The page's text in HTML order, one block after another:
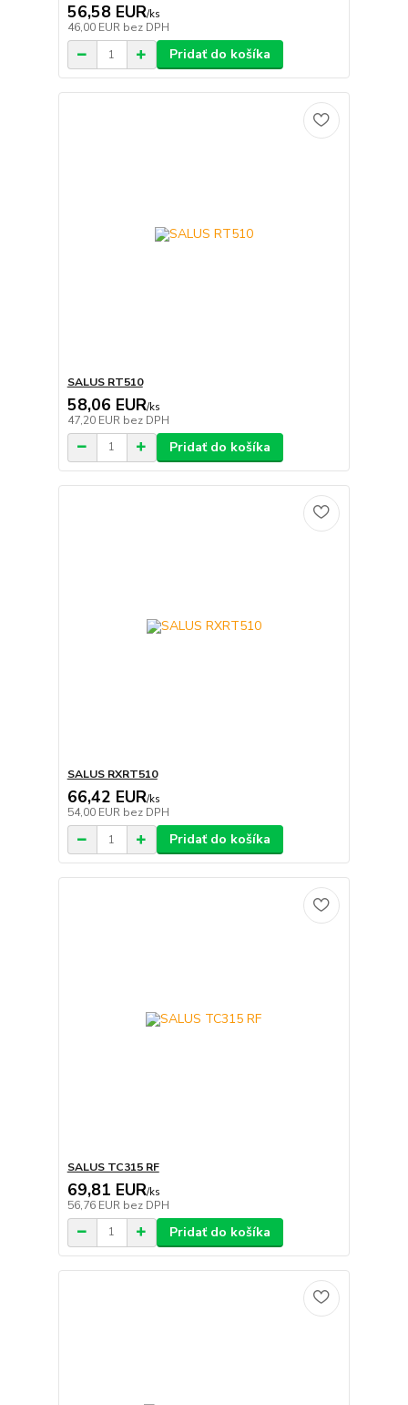
56,58 EUR/ks
46,00 EUR bez DPH
Pridať do košíka
SALUS RT510
58,06 EUR/ks
47,20 EUR bez DPH
Pridať do košíka
SALUS RXRT510
66,42 EUR/ks
54,00 EUR bez DPH
Pridať do košíka
SALUS TC315 RF
69,81 EUR/ks
56,76 EUR bez DPH
Pridať do košíka